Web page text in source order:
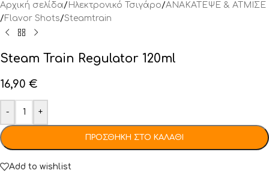
Αρχική σελίδα/ Ηλεκτρονικό Τσιγάρο/ΑΝΑΚΑΤΕΨΕ & ΑΤΜΙΣΕ
/Flavor Shots/Steamtrain
Steam Train Regulator 120ml
16,90 €
- +
ΠΡΟΣΘΉΚΗ ΣΤΟ ΚΑΛΆΘΙ
Add to wishlist